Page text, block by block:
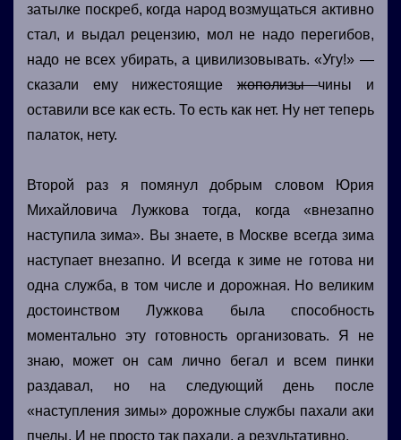
затылке поскреб, когда народ возмущаться активно
стал, и выдал рецензию, мол не надо перегибов,
надо не всех убирать, а цивилизовывать. «Угу!» —
сказали ему нижестоящиежополизычины и
оставили все как есть. То есть как нет. Ну нет теперь
палаток, нету.
Второй раз я помянул добрым словом Юрия
Михайловича Лужкова тогда, когда «внезапно
наступила зима». Вы знаете, в Москве всегда зима
наступает внезапно. И всегда к зиме не готова ни
одна служба, в том числе и дорожная. Но великим
достоинством Лужкова была способность
моментально эту готовность организовать. Я не
знаю, может он сам лично бегал и всем пинки
раздавал, но на следующий день после
«наступления зимы» дорожные службы пахали аки
пчелы. И не просто так пахали, а результативно.